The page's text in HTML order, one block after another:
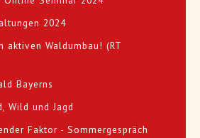
2024
Waldumbau! (RT
Bayerns
Wild und Jagd
Faktor - Sommergespräch